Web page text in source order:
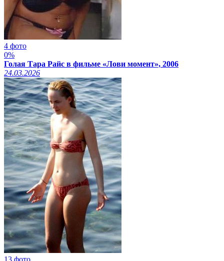
4 фото
0%
Голая Тара Райс в фильме «Лови момент», 2006
24.03.2026
13 фото